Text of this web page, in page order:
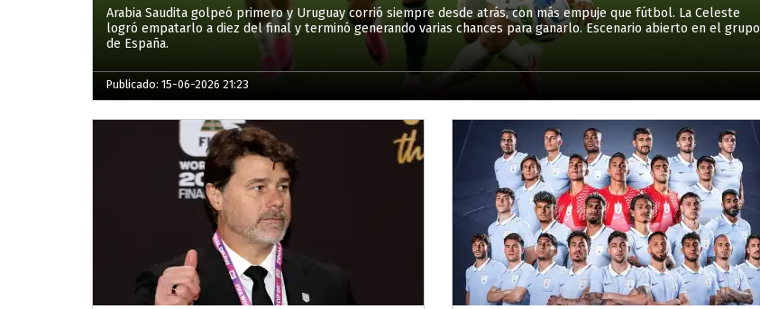
Arabia Saudita golpeó primero y Uruguay corrió siempre desde atrás, con más empuje que fútbol. La Celeste
logró empatarlo a diez del final y terminó generando varias chances para ganarlo. Escenario abierto en el grupo
de España.
Publicado: 15-06-2026 21:23